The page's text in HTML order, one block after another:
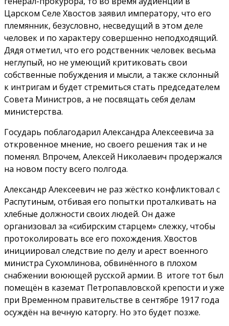
Царском Селе Хвостов заявил императору, что его
племянник, безусловно, несведущий в этом деле
человек и по характеру совершенно неподходящий.
Дядя отметил, что его родственник человек весьма
неглупый, но не умеющий критиковать свои
собственные побуждения и мысли, а также склонный
к интригам и будет стремиться стать председателем
Совета Министров, а не посвящать себя делам
министерства.
Государь поблагодарил Александра Алексеевича за
откровенное мнение, но своего решения так и не
поменял. Впрочем, Алексей Николаевич продержался
на новом посту всего полгода.
Александр Алексеевич не раз жёстко конфликтовал с
Распутиным, отбивая его попытки проталкивать на
хлебные должности своих людей. Он даже
организовал за «сибирским старцем» слежку, чтобы
протоколировать все его похождения. Хвостов
инициировал следствие по делу и арест военного
министра Сухомлинова, обвинённого в плохом
снабжении воюющей русской армии. В итоге тот был
помещён в каземат Петропавловской крепости и уже
при Временном правительстве в сентябре 1917 года
осуждён на вечную каторгу. Но это будет позже.